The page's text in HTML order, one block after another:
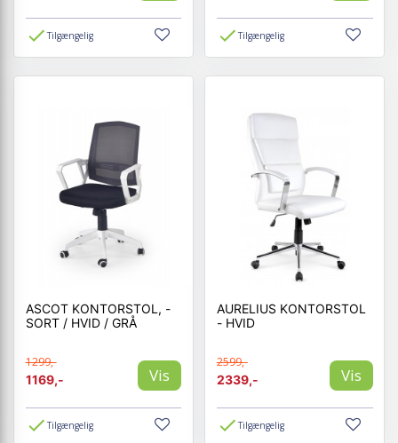
Tilgængelig Tilgængelig
ASCOT KONTORSTOL, -
SORT / HVID / GRÅ
1299,-
1169,-
Vis
Tilgængelig
AURELIUS KONTORSTOL
- HVID
2599,-
2339,-
Vis
Tilgængelig